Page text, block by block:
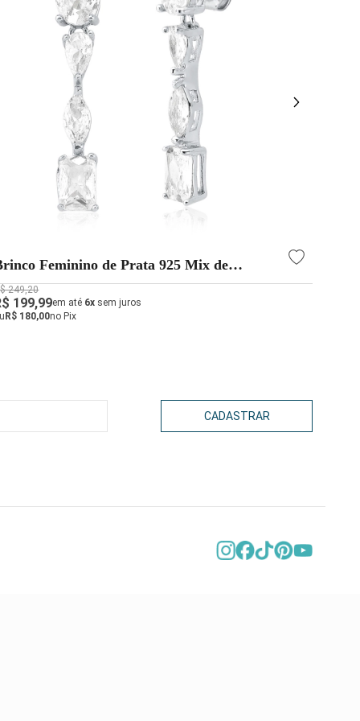
Feminino de Prata 925 Mix de
com Zircônias
249,20
199,99em até 6x sem juros
R$ 180,00no Pix
CADASTRAR